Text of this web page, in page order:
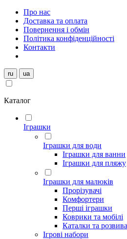
Про нас
Доставка та оплата
Повернення і обмін
Політика конфіденційності
Контакти
ru ua
Каталог
Іграшки
Іграшки для води
Іграшки для ванни
Іграшки для пляжу
Іграшки для малюків
Прорізувачі
Комфортери
Перші іграшки
Коврики та мобілі
Каталки та
Ігрові набори